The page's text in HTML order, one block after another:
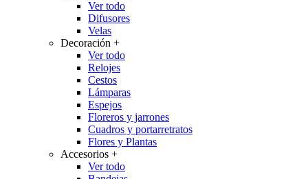
Ver todo
Difusores
Velas
Decoración +
Ver todo
Relojes
Cestos
Lámparas
Espejos
Floreros y jarrones
Cuadros y portarretratos
Flores y Plantas
Accesorios +
Ver todo